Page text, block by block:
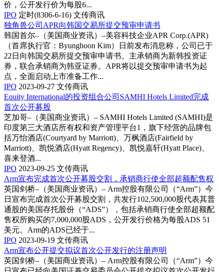
价，公开发行价为每股6...
IPO 定时(8306-6-16) 文传商讯
独角兽公司APR向韩国交易所提交预审申请书
韩国首尔–（美国商业资讯）–美容科技企业APR Corp.(APR)
（首席执行官：Byunghoon Kim）日前发布消息称，公司已于
22日向韩国交易所提交预审申请书。主承销商为新韩投资证
券，联合承销商为韩亚证券。APR将以提交预审申请书为起
点，全面启动上市准备工作...
IPO 2023-09-27 文传商讯
Equity International的投资组合公司SAMHI Hotels Limited完成
首次公开募股
芝加哥–（美国商业资讯）– SAMHI Hotels Limited (SAMHI)是
印度第三大酒店所有权和资产管理平台1，旗下经营的品牌包
括万怡酒店(Courtyard by Marriott)、万枫酒店(Fairfield by
Marriott)、凯悦酒店(Hyatt Regency)、凯悦嘉轩(Hyatt Place)、
喜来登酒...
IPO 2023-09-25 文传商讯
Arm宣布完成首次公开募股交割，承销商行使全部超额配售权
英国剑桥–（美国商业资讯）– Arm控股有限公司（“Arm”）今
日宣布完成首次公开募股交割，共发行102,500,000股代表其普
通股的美国存托股份（“ADS”），包括承销商行使全部超额配
售权所购买的7,000,000股ADS，公开发行价格为每股ADS 51
美元。Arm的ADS已经于...
IPO 2023-09-19 文传商讯
Arm宣布公开提交拟议首次公开发行的注册声明
英国剑桥–（美国商业资讯）– Arm控股有限公司（“Arm”）今